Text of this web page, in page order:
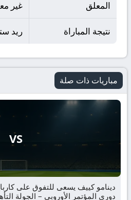
المعلق غير
نتيجة المباراة ريد ستار 2 - 3
مباريات ذات صلة
VS
دينامو كييف يسعى للتفوق على
دوري المؤتمر الأوروبي – الجولة